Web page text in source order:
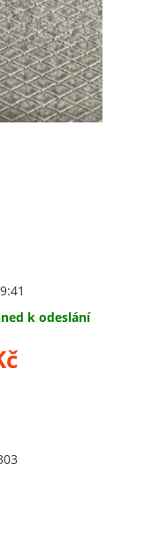
na stopce)
kotouče
k odeslání